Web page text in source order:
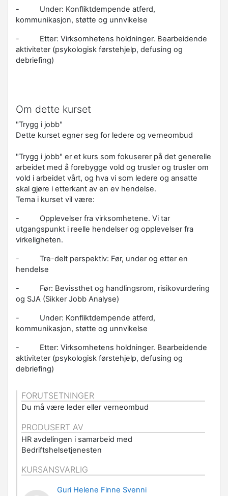
- Under: Konfliktdempende atferd,
kommunikasjon, støtte og unnvikelse
- Etter: Virksomhetens holdninger. Bearbeidende
aktiviteter (psykologisk førstehjelp, defusing og
debriefing)
Om dette kurset
"Trygg i jobb"
Dette kurset egner seg for ledere og verneombud
"Trygg i jobb" er et kurs som fokuserer på det generelle
arbeidet med å forebygge vold og trusler og trusler om
vold i arbeidet vårt, og hva vi som ledere og ansatte
skal gjøre i etterkant av en ev hendelse.
Tema i kurset vil være:
- Opplevelser fra virksomhetene. Vi tar
utgangspunkt i reelle hendelser og opplevelser fra
virkeligheten.
- Tre-delt perspektiv: Før, under og etter en
hendelse
- Før: Bevissthet og handlingsrom, risikovurdering
og SJA (Sikker Jobb Analyse)
- Under: Konfliktdempende atferd,
kommunikasjon, støtte og unnvikelse
- Etter: Virksomhetens holdninger. Bearbeidende
aktiviteter (psykologisk førstehjelp, defusing og
debriefing)
FORUTSETNINGER
Du må være leder eller verneombud
PRODUSERT AV
HR avdelingen i samarbeid med
Bedriftshelsetjenesten
KURSANSVARLIG
Guri Helene Finne Svenni